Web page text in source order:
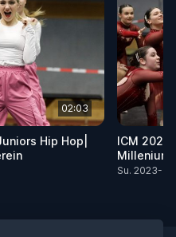
02:03
Hip Hop|
ICM 2023
Su. 2023-